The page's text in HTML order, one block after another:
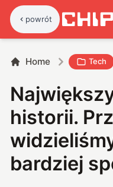
powrót
Home Tech
historii.
bardziej